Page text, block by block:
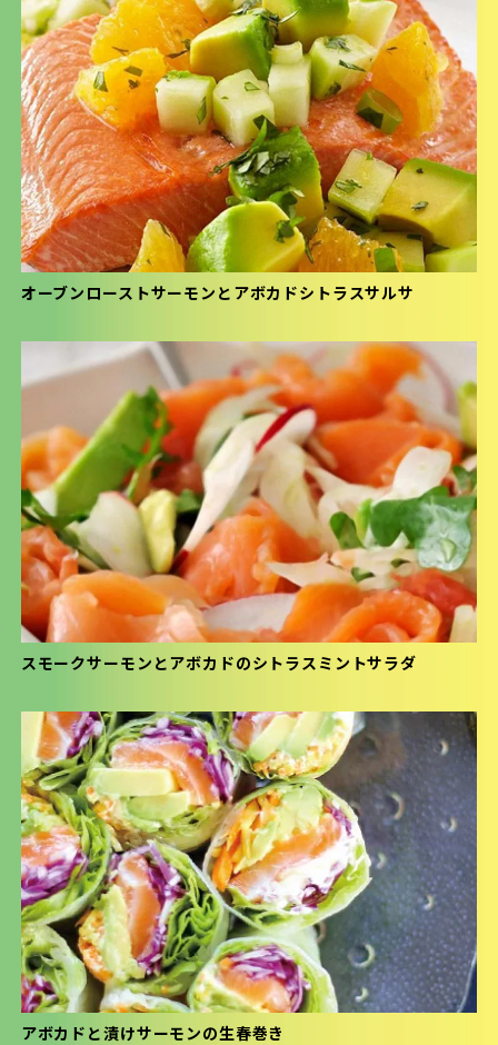
オーブンローストサーモンとアボカドシトラスサルサ
スモークサーモンとアボカドのシトラスミントサラダ
アボカドと漬けサーモンの生春巻き